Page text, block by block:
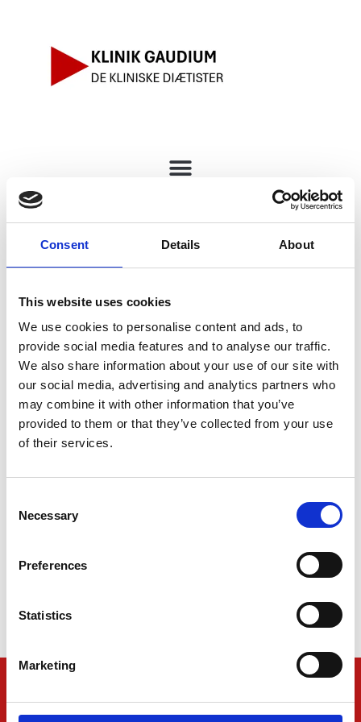
Consent Details About
This website uses cookies
We use cookies to personalise content and ads, to
provide social media features and to analyse our traffic.
We also share information about your use of our site with
our social media, advertising and analytics partners who
may combine it with other information that you’ve
provided to them or that they’ve collected from your use
of their services.
Selection
Necessary
Preferences
Statistics
Marketing
Din krop har ændret sig – og
det har dine behov også
Måske har du lagt mærke til, at noget har ændret sig.
Din krop reagerer ikke helt som før.
Tøjet sidder anderledes – selvom du ikke føler, at du gør